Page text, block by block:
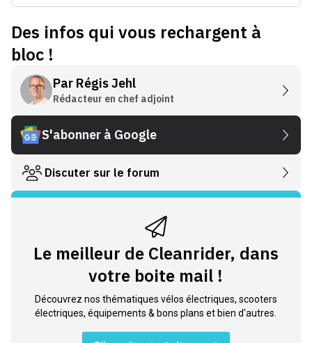
Des infos qui vous rechargent à
bloc !
Par Régis Jehl
Rédacteur en chef adjoint
S'abonner à Google
Discuter sur le forum
Le meilleur de Cleanrider, dans
votre boite mail !
Découvrez nos thématiques vélos électriques, scooters
électriques, équipements & bons plans et bien d'autres.